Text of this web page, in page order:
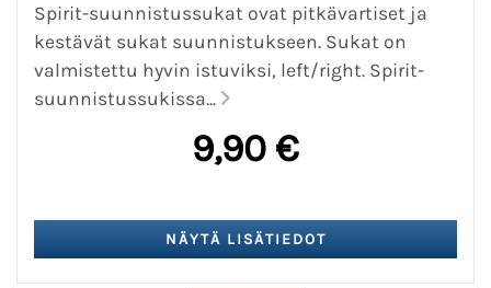
Spirit-suunnistussukat ovat pitkävartiset ja
kestävät sukat suunnistukseen. Sukat on
valmistettu hyvin istuviksi, left/right. Spirit-
suunnistussukissa...
9,90 €